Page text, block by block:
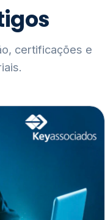
certificações e